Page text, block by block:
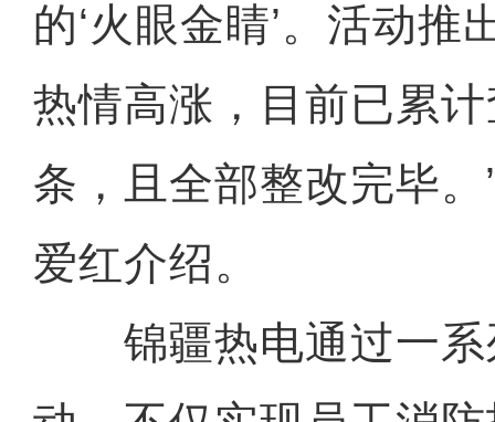
的‘火眼金睛’。活动推
热情高涨，目前已累
条，且全部整改完毕
爱红介绍。
锦疆热电通过一系